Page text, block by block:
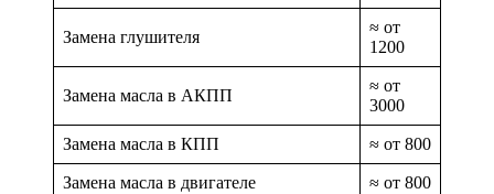
Замена глушителя
≈ от
1200
Замена масла в АКПП
≈ от
3000
Замена масла в КПП ≈ от 800
Замена масла в двигателе ≈ от 800